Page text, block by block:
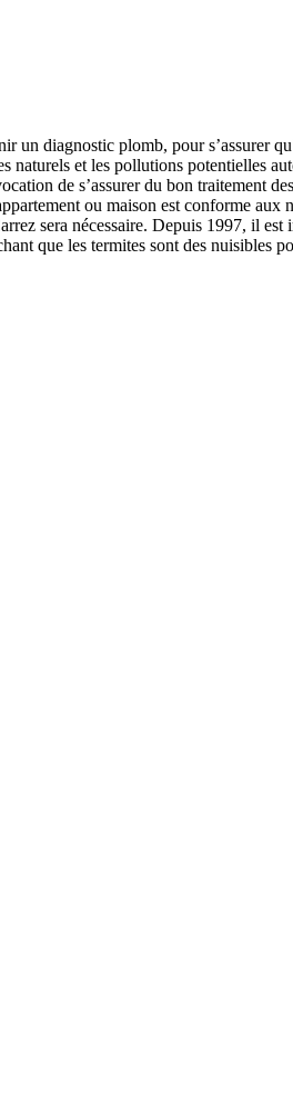
diagnostic plomb, pour s’assurer
et les pollutions potentielles
de s’assurer du bon traitement
ou maison est conforme
sera nécessaire. Depuis 1997, il
que les termites sont des